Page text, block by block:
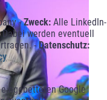
-Zweck: Alle LinkedIn-
werden eventuell
-Datenschutz:
Google